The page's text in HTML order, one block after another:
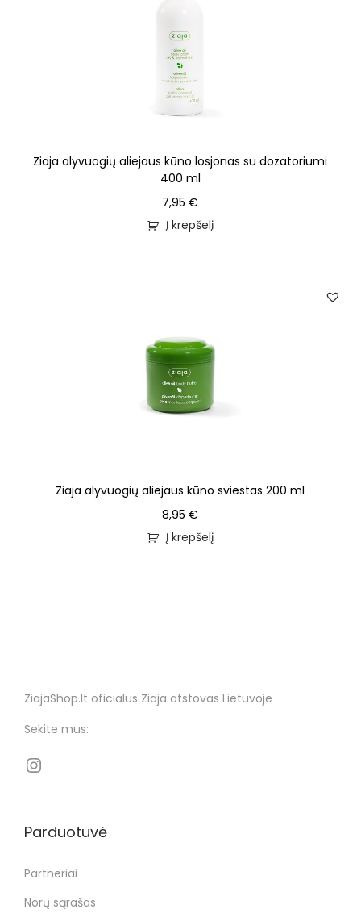
Ziaja alyvuogių aliejaus kūno losjonas su dozatoriumi
400 ml
7,95€
Į krepšelį
Ziaja alyvuogių aliejaus kūno sviestas 200 ml
8,95€
Į krepšelį
ZiajaShop.lt oficialus Ziaja atstovas Lietuvoje
Sekite mus:
Parduotuvė
Partneriai
Norų sąrašas